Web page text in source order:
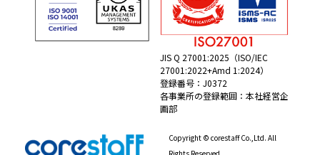
JIS Q 27001:2025（ISO/IEC
27001:2022+Amd 1:2024）
登録番号：J0372
各事業所の登録範囲：本社経営企
画部
Copyright © corestaff Co.,Ltd. All